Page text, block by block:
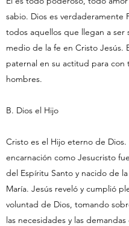
sabio. Dios es verdaderamente
todos aquellos que llegan a ser
medio de la fe en Cristo Jesús.
paternal en su actitud para con
hombres.
B. Dios el Hijo
Cristo es el Hijo eterno de Dios.
encarnación como Jesucristo
del Espíritu Santo y nacido de
María. Jesús reveló y cumplió
voluntad de Dios, tomando
las necesidades y las demandas